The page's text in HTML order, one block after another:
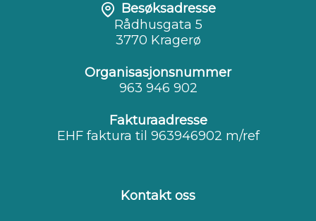
Besøksadresse
Rådhusgata 5
3770 Kragerø
Organisasjonsnummer
963 946 902
Fakturaadresse
EHF faktura til 963946902 m/ref
Kontakt oss